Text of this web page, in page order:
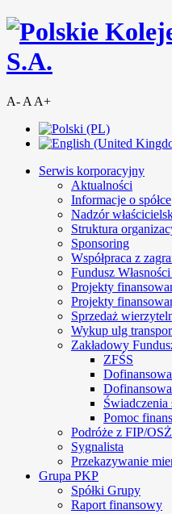
A- A A+
Serwis korporacyjny
Aktualności
Informacje o spółce
Nadzór
Struktura
Sponsoring
Współpraca z
Fundusz
Projekty
Projekty
Sprzedaż
Wykup ulg
Zakładowy
ZFŚS
Świadczenia
Pomoc
Podróże z FIP/
Sygnalista
Przekazywanie
Grupa PKP
Spółki Grupy
Raport finansowy